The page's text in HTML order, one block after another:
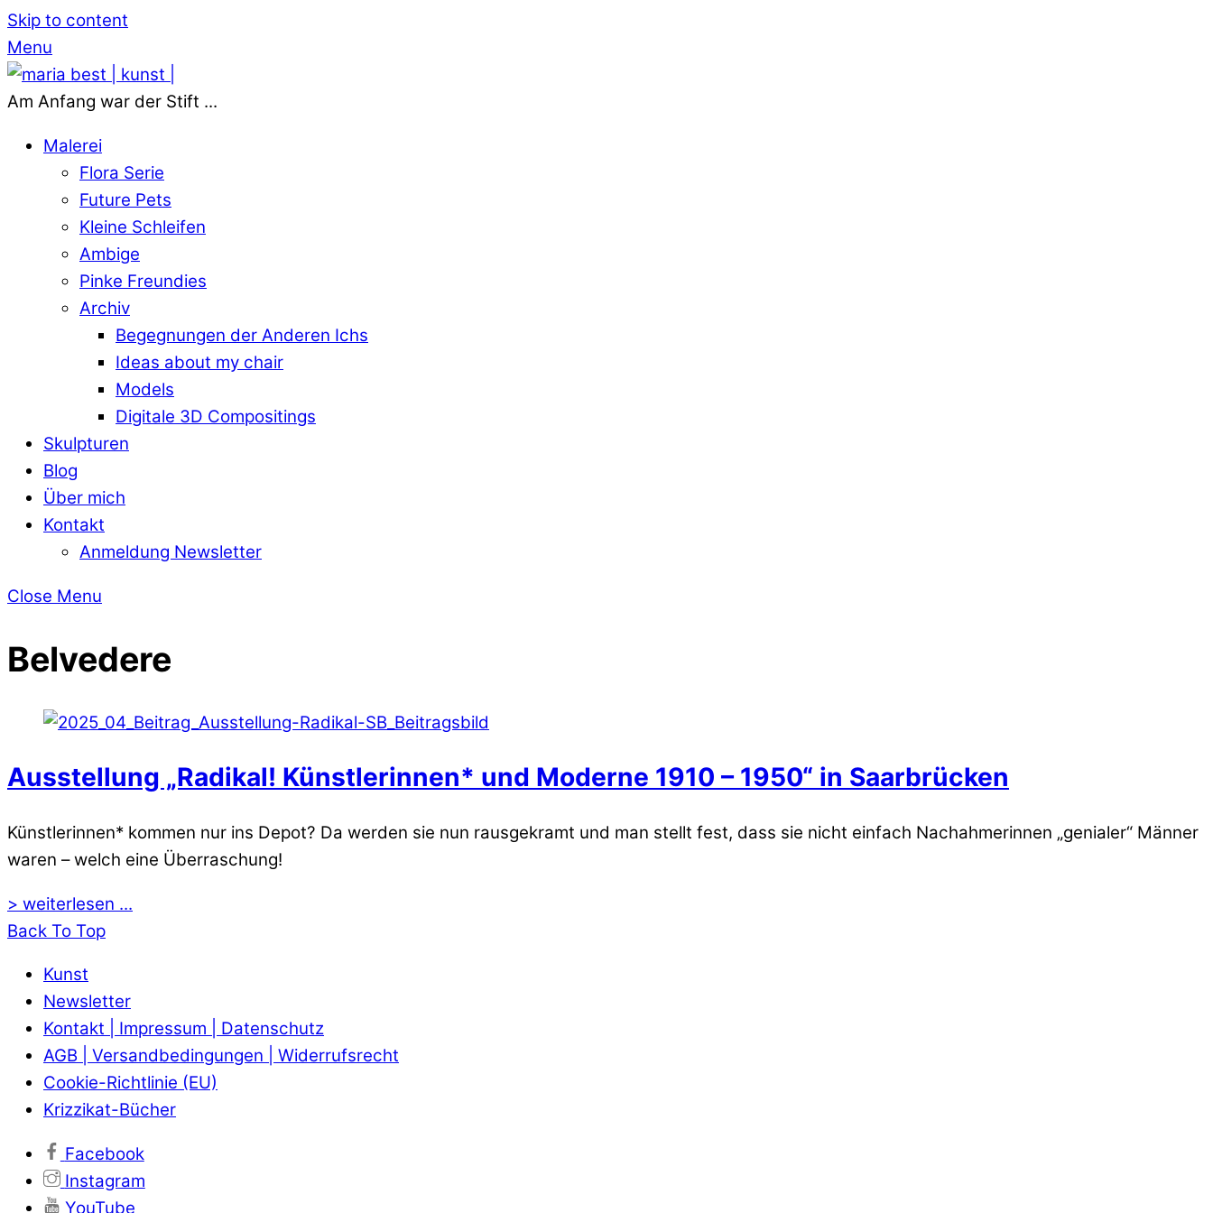
Skip to content
Menu
Am Anfang war der Stift ...
Malerei
Flora Serie
Future Pets
Kleine Schleifen
Ambige
Pinke Freundies
Archiv
Begegnungen der Anderen Ichs
Ideas about my chair
Models
Digitale 3D Compositings
Skulpturen
Blog
Über mich
Kontakt
Anmeldung Newsletter
Close Menu
Belvedere
Ausstellung „Radikal! Künstlerinnen* und Moderne 1910 – 1950“ in Saarbrücken
Künstlerinnen* kommen nur ins Depot? Da werden sie nun rausgekramt und man stellt fest, dass sie nicht einfach Nachahmerinnen „genialer“ Männer
waren – welch eine Überraschung!
> weiterlesen ...
Back To Top
Kunst
Newsletter
Kontakt | Impressum | Datenschutz
AGB | Versandbedingungen | Widerrufsrecht
Cookie-Richtlinie (EU)
Krizzikat-Bücher
Facebook
Instagram
YouTube